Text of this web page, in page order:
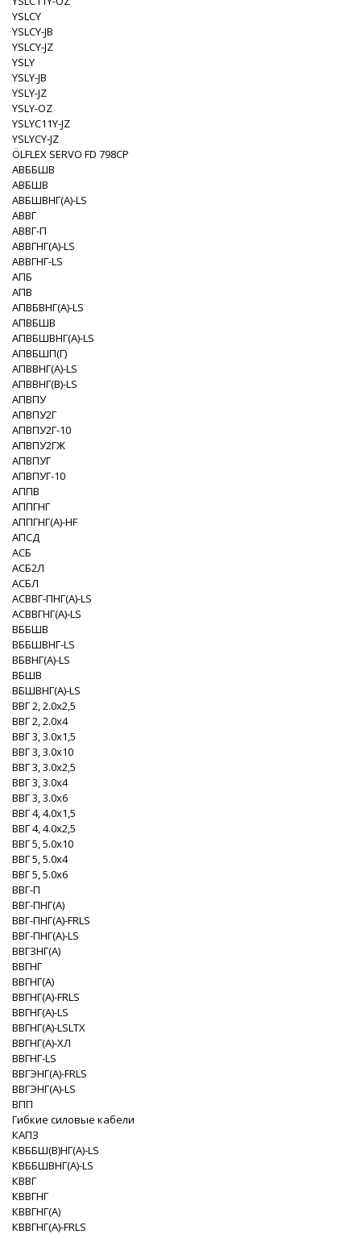
YSLCY
YSLCY-JB
YSLCY-JZ
YSLY
YSLY-JB
YSLY-JZ
YSLY-OZ
YSLYC11Y-JZ
YSLYCY-JZ
ÖLFLEX SERVO FD 798CP
АВББШВ
АВБШВ
АВБШВНГ(A)-LS
АВВГ
АВВГ-П
АВВГНГ(A)-LS
АВВГНГ-LS
АПБ
АПВ
АПВБВНГ(A)-LS
АПВБШВ
АПВБШВНГ(A)-LS
АПВБШП(Г)
АПВВНГ(A)-LS
АПВВНГ(B)-LS
АПВПУ
АПВПУ2Г
АПВПУ2Г-10
АПВПУ2ГЖ
АПВПУГ
АПВПУГ-10
АППВ
АППГНГ
АППГНГ(A)-HF
АПСД
АСБ
АСБ2Л
АСБЛ
АСВВГ-ПНГ(A)-LS
АСВВГНГ(A)-LS
ВББШВ
ВББШВНГ-LS
ВБВНГ(A)-LS
ВБШВ
ВБШВНГ(A)-LS
ВВГ 2, 2.0x2,5
ВВГ 2, 2.0x4
ВВГ 3, 3.0x1,5
ВВГ 3, 3.0x10
ВВГ 3, 3.0x2,5
ВВГ 3, 3.0x4
ВВГ 3, 3.0x6
ВВГ 4, 4.0x1,5
ВВГ 4, 4.0x2,5
ВВГ 5, 5.0x10
ВВГ 5, 5.0x4
ВВГ 5, 5.0x6
ВВГ-П
ВВГ-ПНГ(A)
ВВГ-ПНГ(A)-FRLS
ВВГ-ПНГ(A)-LS
ВВГЗНГ(A)
ВВГНГ
ВВГНГ(A)
ВВГНГ(A)-FRLS
ВВГНГ(A)-LS
ВВГНГ(A)-LSLTX
ВВГНГ(A)-XЛ
ВВГНГ-LS
ВВГЭНГ(A)-FRLS
ВВГЭНГ(A)-LS
ВПП
Гибкие силовые кабели
КАПЗ
КВББШ(В)НГ(A)-LS
КВББШВНГ(A)-LS
КВВГ
КВВГНГ
КВВГНГ(A)
КВВГНГ(A)-FRLS